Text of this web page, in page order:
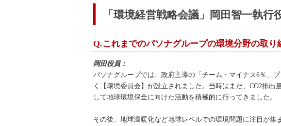
「環境経営戦略会議」岡田智一執行
Q.これまでのパソナグループの環境分野の取
岡田役員：
パソナグループでは、政府主導の「チーム・マイナス6％」
く【環境委員会】が設立されました。当時はまだ、CO2排
して地球環境保全に向けた活動を積極的に行ってきました。
その後、地球温暖化など地球レベルでの環境問題に注目が